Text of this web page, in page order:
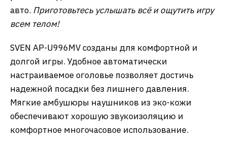
авто. Приготовьтесь услышать всё и ощутить игру
всем телом!
SVEN AP-U996MV созданы для комфортной и
долгой игры. Удобное автоматически
настраиваемое оголовье позволяет достичь
надежной посадки без лишнего давления.
Мягкие амбушюры наушников из эко-кожи
обеспечивают хорошую звукоизоляцию и
комфортное многочасовое использование.